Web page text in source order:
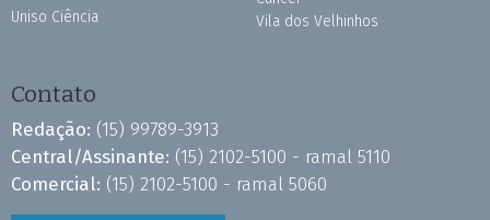
Uniso Ciência
Vila dos Velhinhos
Contato
Redação: (15) 99789-3913
Central/Assinante: (15) 2102-5100 - ramal 5110
Comercial: (15) 2102-5100 - ramal 5060